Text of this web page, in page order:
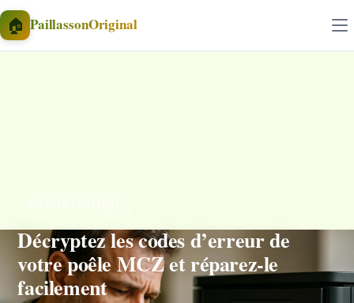
Aller au contenu
🏠 PaillassonOriginal
Décryptez les codes d’erreur de
votre poêle MCZ et réparez-le
facilement